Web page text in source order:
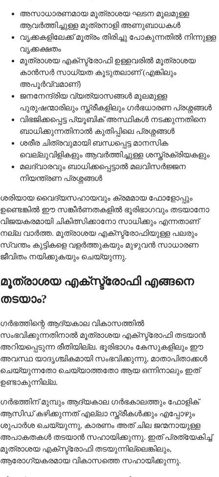
അസാധാരണമായ മൂത്രാശയ ഘടന മൂലമുള്ള
ആവർത്തിച്ചുള്ള മൂത്രനാളി അണുബാധകൾ
വൃക്കകളിലേക്ക് മൂത്രം തിരിച്ചു പോകുന്നതിൽ നിന്നുള്ള
വൃക്കക്ഷതം
മൂത്രാശയ എക്സ്ട്രോഫി ഉള്ളവരിൽ മൂത്രാശയ
കാൻസർ സാധ്യത കൂടുതലാണ് (എങ്കിലും
അപൂർവ്വമാണ്)
ജനനേന്ദ്രിയ വ്യത്യാസങ്ങൾ മൂലമുള്ള
പുരുഷന്മാരിലും സ്ത്രീകളിലും ഗർഭധാരണ പ്രശ്നങ്ങൾ
വിഭജിക്കപ്പെട്ട പ്യൂബിക് അസ്ഥികൾ നടക്കുന്നതിനെ
ബാധിക്കുന്നതിനാൽ കുതിപ്പിലെ പ്രശ്നങ്ങൾ
ശരീര ചിത്രവുമായി ബന്ധപ്പെട്ട മാനസിക
വെല്ലുവിളികളും ആവർത്തിച്ചുള്ള ശസ്ത്രക്രിയകളും
മലദ്വാരവും ബാധിക്കപ്പെട്ടാൽ മലവിസർജ്ജന
നിയന്ത്രണ പ്രശ്നങ്ങൾ
ശരിയായ വൈദ്യസഹായവും ക്രമമായ ഫോളോപ്പും
ഉണ്ടെങ്കിൽ ഈ സങ്കീർണതകളിൽ ഭൂരിഭാഗവും തടയാനോ
വിജയകരമായി ചികിത്സിക്കാനോ സാധിക്കും എന്നതാണ്
നല്ല വാർത്ത. മൂത്രാശയ എക്സ്ട്രോഫിയുള്ള പലരും
സ്വന്തം കുട്ടികളെ വളർത്തുകയും മുഴുവൻ സാധാരണ
ജീവിതം നയിക്കുകയും ചെയ്യുന്നു.
മൂത്രാശയ എക്സ്ട്രോഫി എങ്ങനെ
തടയാം?
ഗർഭത്തിന്റെ ആദ്യകാല വികാസത്തിൽ
സംഭവിക്കുന്നതിനാൽ മൂത്രാശയ എക്സ്ട്രോഫി തടയാൻ
അറിയപ്പെടുന്ന രീതിയില്ല. ഭൂരിഭാഗം കേസുകളിലും ഈ
അവസ്ഥ യാദൃശ്ചികമായി സംഭവിക്കുന്നു, മാതാപിതാക്കൾ
ചെയ്യുന്നതോ ചെയ്യാത്തതോ ആയ ഒന്നിനാലും ഇത്
ഉണ്ടാകുന്നില്ല.
ഗർഭത്തിന് മുമ്പും ആദ്യകാല ഗർഭകാലത്തും ഫോളിക്
ആസിഡ് കഴിക്കുന്നത് എല്ലാ സ്ത്രീകൾക്കും എപ്പോഴും
ശുപാർശ ചെയ്യുന്നു, കാരണം അത് ചില ജന്മനായുള്ള
അപാകതകൾ തടയാൻ സഹായിക്കുന്നു. ഇത് പ്രത്യേകിച്ച്
മൂത്രാശയ എക്സ്ട്രോഫി തടയുന്നില്ലെങ്കിലും,
ആരോഗ്യകരമായ വികാസത്തെ സഹായിക്കുന്നു.